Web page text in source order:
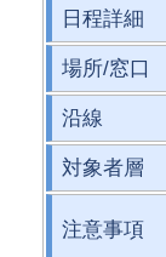
日程詳細
場所/窓口
沿線
対象者層
注意事項